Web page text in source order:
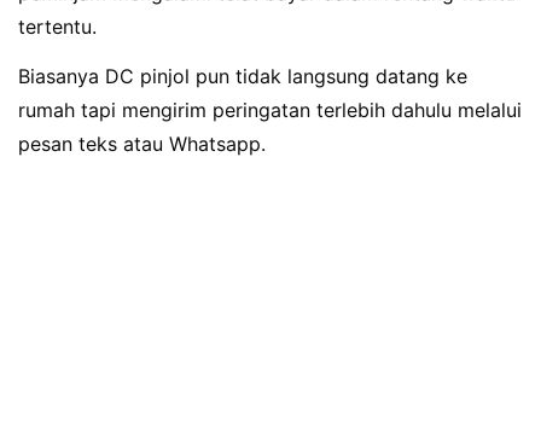
tertentu.
Biasanya DC pinjol pun tidak langsung datang ke
rumah tapi mengirim peringatan terlebih dahulu melalui
pesan teks atau Whatsapp.